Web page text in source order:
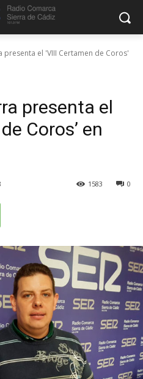
presenta el 'VIII Certamen de Coros'
presenta el
Coros’ en
0
1583